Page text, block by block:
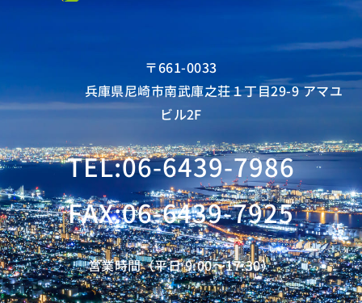
〒661-0033
兵庫県尼崎市南武庫之荘１丁目29-9 アマユ
ビル2F
TEL:06-6439-7986
FAX:06-6439-7925
営業時間（平日 9:00〜17:30）